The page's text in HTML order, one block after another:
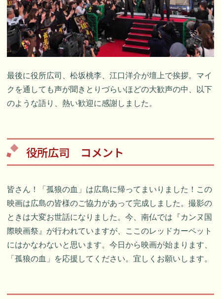
最後に役所広司、松坂桃李、江口洋介が壇上で挨拶。マイ
クを通しても声が聞きとりづらいほどの大歓声の中、以下
のような語り、熱い歓迎に感謝しました。
役所広司 コメント
皆さん！「孤狼の血」は広島に帰ってまいりました！この
映画は広島の皆様のご協力があって完成しました。撮影の
ときは大変お世話になりました。今、南仏では『カンヌ国
際映画祭』が行われていますが、ここのレッドカーペット
にはかなわないと思います。今日から映画が始まります、
「孤狼の血」を応援してください。宜しくお願いします。